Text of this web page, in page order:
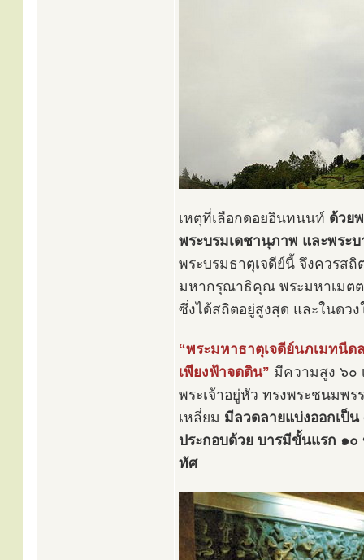
เหตุที่เลือกดอยอินทนนท์ ด้วย
พระบรมเดชานุภาพ และพระ
พระบรมธาตุเจดีย์นี้ จึงควรส
มหากรุณาธิคุณ พระมหาเมต
ซึ่งได้สถิตอยู่สูงสุด และในดว
“พระมหาธาตุเจดีย์นภเมทนี
เพียงฟ้าจดดิน” มีความสูง ๖๐
พระเจ้าอยู่หัว ทรงพระชนมพ
เหลี่ยม มีลวดลายแบ่งออกเป็
ประกอบด้วย บารมีขั้นแรก ๑
ทัศ